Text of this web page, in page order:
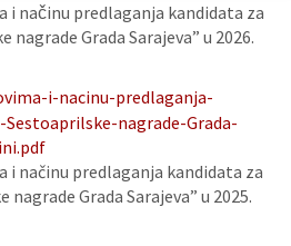
i načinu predlaganja kandidata za
Grada Sarajeva” u 2026.
i-nacinu-predlaganja-
nagrade-Grada-
i načinu predlaganja kandidata za
Grada Sarajeva” u 2025.